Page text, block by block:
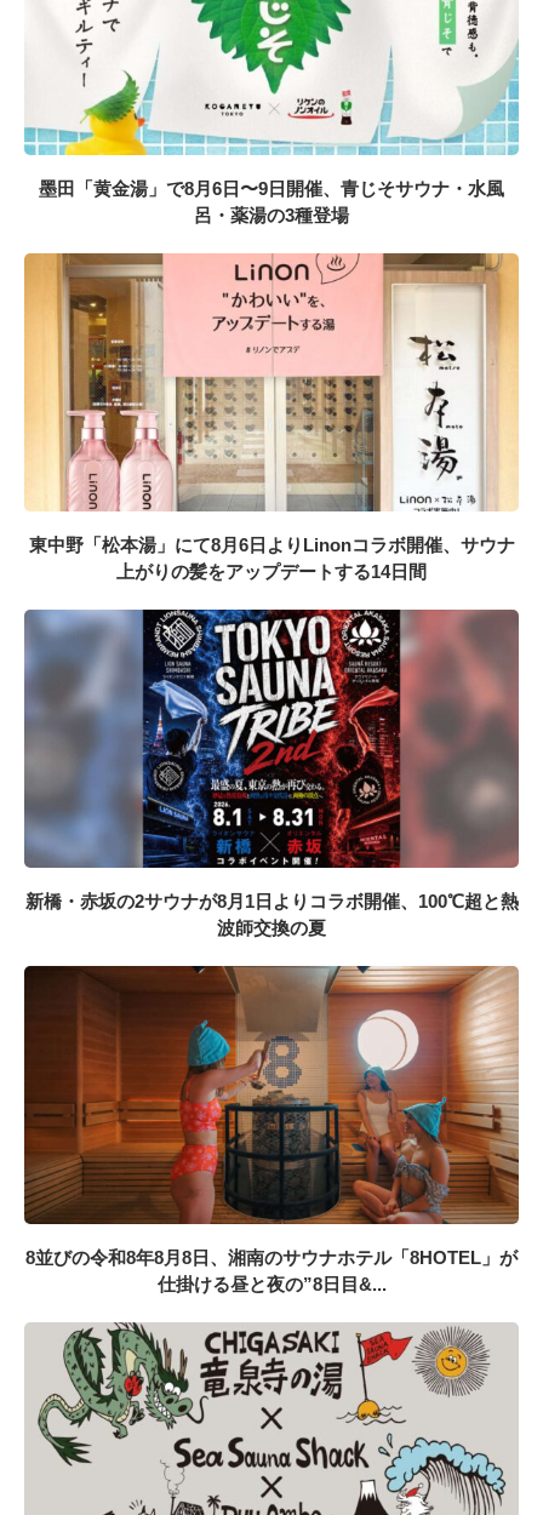
墨田「黄金湯」で8月6日〜9日開催、青じそサウナ・水風
呂・薬湯の3種登場
東中野「松本湯」にて8月6日よりLinonコラボ開催、サウナ
上がりの髪をアップデートする14日間
新橋・赤坂の2サウナが8月1日よりコラボ開催、100℃超と熱
波師交換の夏
8並びの令和8年8月8日、湘南のサウナホテル「8HOTEL」が
仕掛ける昼と夜の”8日目&...